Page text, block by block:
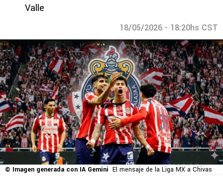
Valle
18/05/2026 - 18:20hs CST
© Imagen generada con IA Gemini El mensaje de la Liga MX a Chivas